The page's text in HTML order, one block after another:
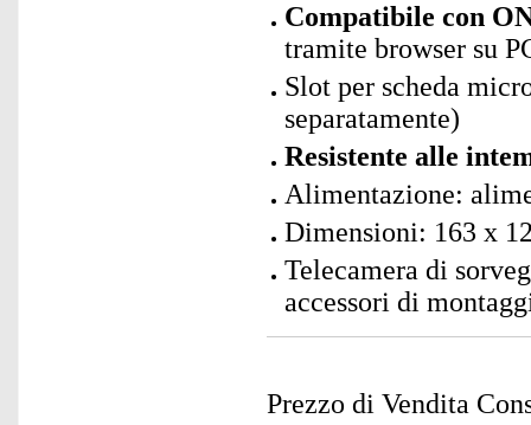
Compatibile con
tramite browser su
Slot per scheda
separatamente)
Resistente alle
Alimentazione:
Dimensioni: 163 x
Telecamera di
accessori di
Prezzo di Vendita